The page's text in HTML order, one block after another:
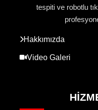
tespiti ve robotlu
Hakkımızda
Video Galeri